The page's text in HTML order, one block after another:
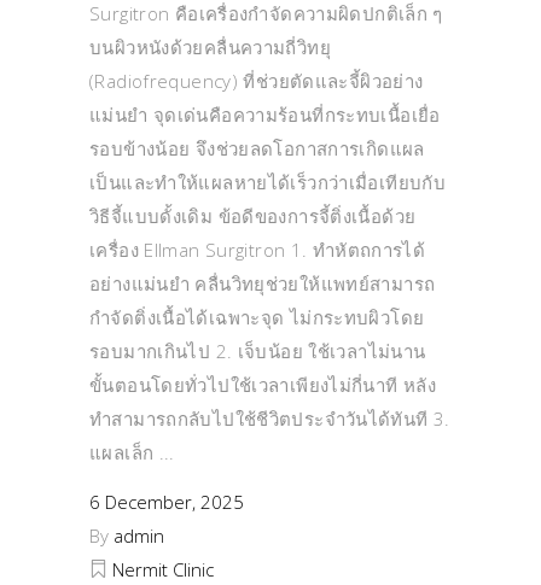
Surgitron คือเครื่องกำจัดความผิดปกติเล็ก ๆ
บนผิวหนังด้วยคลื่นความถี่วิทยุ
(Radiofrequency) ที่ช่วยตัดและจี้ผิวอย่าง
แม่นยำ จุดเด่นคือความร้อนที่กระทบเนื้อเยื่อ
รอบข้างน้อย จึงช่วยลดโอกาสการเกิดแผล
เป็นและทำให้แผลหายได้เร็วกว่าเมื่อเทียบกับ
วิธีจี้แบบดั้งเดิม ข้อดีของการจี้ติ่งเนื้อด้วย
เครื่อง Ellman Surgitron 1. ทำหัตถการได้
อย่างแม่นยำ คลื่นวิทยุช่วยให้แพทย์สามารถ
กำจัดติ่งเนื้อได้เฉพาะจุด ไม่กระทบผิวโดย
รอบมากเกินไป 2. เจ็บน้อย ใช้เวลาไม่นาน
ขั้นตอนโดยทั่วไปใช้เวลาเพียงไม่กี่นาที หลัง
ทำสามารถกลับไปใช้ชีวิตประจำวันได้ทันที 3.
แผลเล็ก
6 December, 2025
By admin
Nermit Clinic